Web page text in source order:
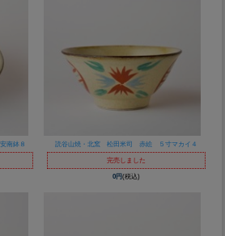
南鉢８ 読谷山焼・北窯 松田米司 赤絵 ５寸マカイ４
完売しました
0円(税込)